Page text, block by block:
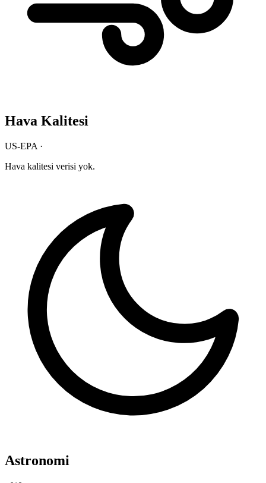
Hava Kalitesi
US-EPA ·
Hava kalitesi verisi yok.
Astronomi